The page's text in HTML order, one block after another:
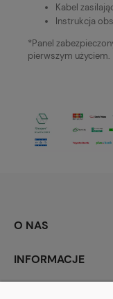
Kabel
Instrukcja
*Panel
pierwszym użyciem.
O NAS
INFORMACJE